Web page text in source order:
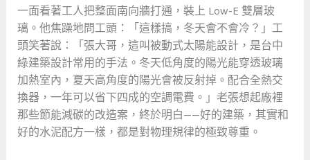
一面看著工人把整面南向牆打通，裝上 Low-E 雙層玻
璃。他焦躁地問工頭：「這樣搞，冬天會不會冷？」工
頭笑著說：「張大哥，這叫被動式太陽能設計，是台中
綠建築設計常用的手法。冬天低角度的陽光能穿透玻璃
加熱室內，夏天高角度的陽光會被反射掉。配合全熱交
換器，一年可以省下四成的空調電費。」老張想起廠裡
那些節能減碳的改造案，終於明白——好的建築，其實和
好的水泥配方一樣，都是對物理規律的極致尊重。